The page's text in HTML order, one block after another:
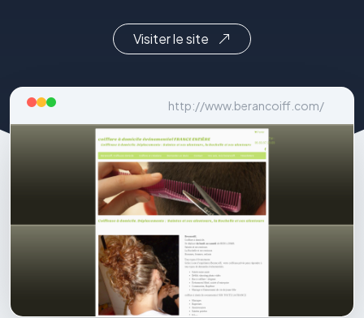
Visiter le site
http://www.berancoiff.com/